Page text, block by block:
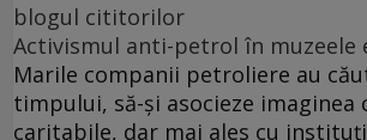
blogul cititorilor
Activismul anti-petrol în muzeele
Marile companii petroliere au
timpului, să-și asocieze imaginea
caritabile, dar mai ales cu